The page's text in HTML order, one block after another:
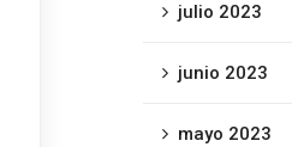
julio 2023
junio 2023
mayo 2023